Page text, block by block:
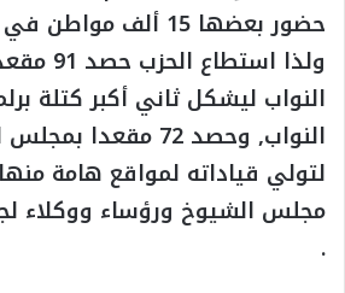
حضور بعضها 15 ألف
ولذا
النواب ليشكل ثاني أكبر كتلة
النواب, وحصد 72
لتولي قياداته لمواقع هامة
مجلس الشيوخ ورؤساء ووكلاء
.